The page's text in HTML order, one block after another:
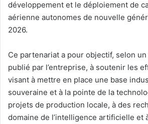
développement et le déploiement de
aérienne autonomes de nouvelle
2026.
Ce partenariat a pour objectif, selon
publié par l’entreprise, à soutenir les
visant à mettre en place une base
souveraine et à la pointe de la
projets de production locale, à des
domaine de l’intelligence artificielle et